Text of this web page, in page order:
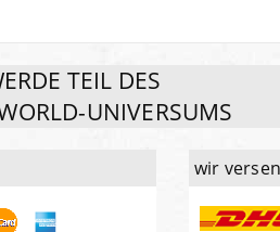
TEIL DES
UNIVERSUMS
wir